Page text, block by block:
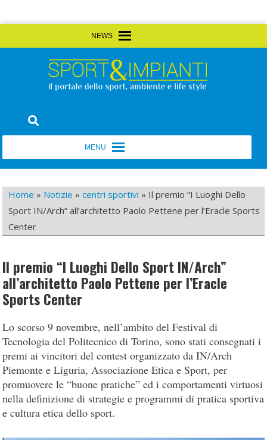
to
Sport&Impianti
Home » Notizie »centri sportivi » Il premio “I Luoghi Dello
Sport IN/Arch” all’architetto Paolo Pettene per l’Eracle Sports
Center
Il premio “I Luoghi Dello Sport IN/Arch”
all’architetto Paolo Pettene per l’Eracle
Sports Center
Lo scorso 9 novembre, nell’ambito del Festival di
Tecnologia del Politecnico di Torino, sono stati consegnati i
premi ai vincitori del contest organizzato da IN/Arch
Piemonte e Liguria, Associazione Etica e Sport, per
promuovere le “buone pratiche” ed i comportamenti virtuosi
nella definizione di strategie e programmi di pratica sportiva
e cultura etica dello sport.